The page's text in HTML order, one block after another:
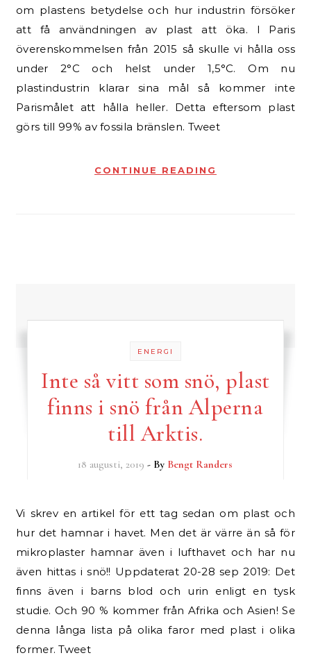
om plastens betydelse och hur industrin försöker
att få användningen av plast att öka. I Paris
överenskommelsen från 2015 så skulle vi hålla oss
under 2°C och helst under 1,5°C. Om nu
plastindustrin klarar sina mål så kommer inte
Parismålet att hålla heller. Detta eftersom plast
görs till 99% av fossila bränslen. Tweet
CONTINUE READING
ENERGI
Inte så vitt som snö, plast
finns i snö från Alperna
till Arktis.
18 augusti, 2019 - By Bengt Randers
Vi skrev en artikel för ett tag sedan om plast och
hur det hamnar i havet. Men det är värre än så för
mikroplaster hamnar även i lufthavet och har nu
även hittas i snö!! Uppdaterat 20-28 sep 2019: Det
finns även i barns blod och urin enligt en tysk
studie. Och 90 % kommer från Afrika och Asien! Se
denna långa lista på olika faror med plast i olika
former. Tweet